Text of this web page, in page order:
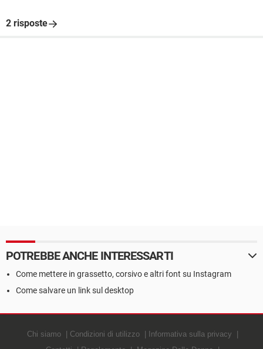
2 risposte
POTREBBE ANCHE INTERESSARTI
Come mettere in grassetto, corsivo e altri font su Instagram
Come salvare un link sul desktop
Chi siamo Condizioni di utilizzo
Informativa sulla privacy